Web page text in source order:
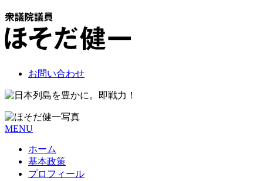
お問い合わせ
MENU
ホーム
基本政策
プロフィール